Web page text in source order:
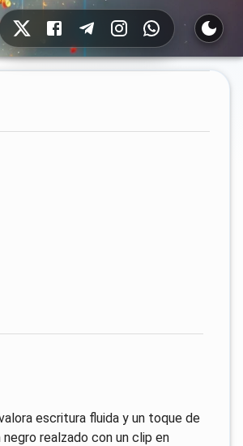
sociales
escritura fluida y un toque de
realzado con un clip en